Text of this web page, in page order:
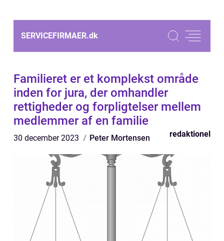
SERVICEFIRMAER.dk
Familieret er et komplekst område
inden for jura, der omhandler
rettigheder og forpligtelser mellem
medlemmer af en familie
30 december 2023 Peter Mortensen redaktionel